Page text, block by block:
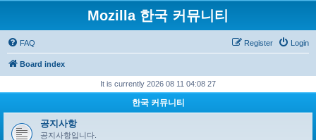
Mozilla 한국 커뮤니티
FAQ Login
Register
Board index
It is currently 2026 08 11 04:08 27
한국 커뮤니티
공지사항
공지사항입니다.